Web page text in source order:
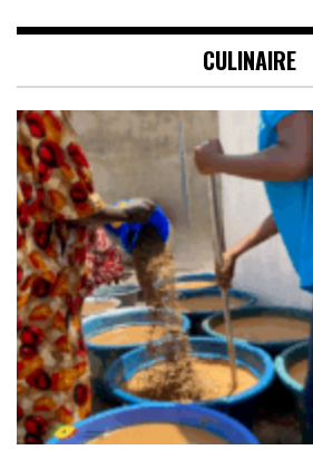
CULINAIRE